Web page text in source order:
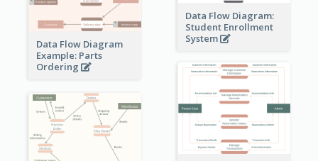
Data Flow Diagram:
Student Enrollment
System
Data Flow Diagram
Example: Parts
Ordering